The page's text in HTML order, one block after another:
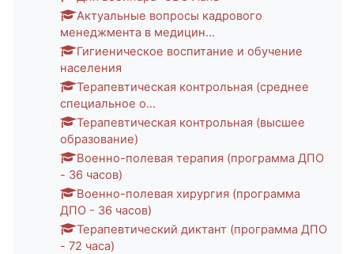
Актуальные вопросы кадрового
менеджмента в медицин...
Гигиеническое воспитание и обучение
населения
Терапевтическая контрольная (среднее
специальное о...
Терапевтическая контрольная (высшее
образование)
Военно-полевая терапия (программа ДПО
- 36 часов)
Военно-полевая хирургия (программа
ДПО - 36 часов)
Терапевтический диктант (программа ДПО
- 72 часа)